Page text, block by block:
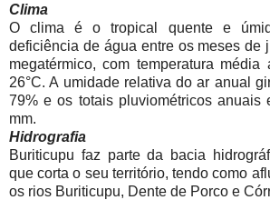
Clima
O clima é o tropical quente e
deficiência de água entre os meses de
megatérmico, com temperatura média
26°C. A umidade relativa do ar anual
79% e os totais pluviométricos anuais
mm.
Hidrografia
Buriticupu faz parte da bacia
que corta o seu território, tendo como
os rios Buriticupu, Dente de Porco e